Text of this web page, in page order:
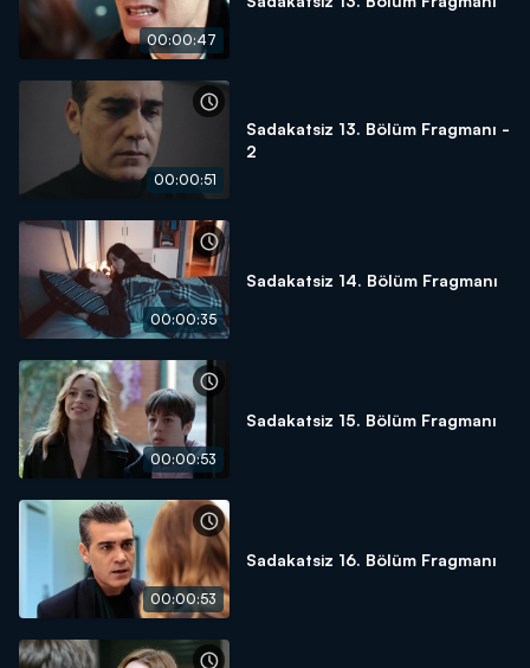
00:00:47
00:00:51
Sadakatsiz 13. Bölüm Fragmanı -
2
00:00:35
Sadakatsiz 14. Bölüm Fragmanı
00:00:53
Sadakatsiz 15. Bölüm Fragmanı
00:00:53
Sadakatsiz 16. Bölüm Fragmanı